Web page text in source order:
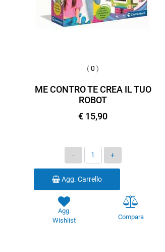
(0 )
ME CONTRO TE CREA IL TUO
ROBOT
€ 15,90
Quantità
Agg. Carrello
Agg.
Wishlist
Compara